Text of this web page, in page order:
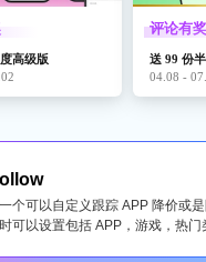
高级版
评论有奖
送 99 份
04.08 -
一个可以自定义跟踪 APP 降价或
时可以设置包括 APP，游戏，热门